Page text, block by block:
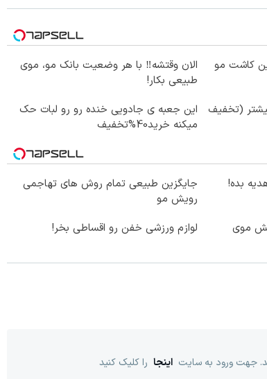
کاشت مو
الان وقتشه‼️ با هر وضعیت بانک مو، موی
طبیعی بکار!
(تخفیف
این جعبه ی جادویی خنده رو رو لبات حک
میکنه خرید40%تخفیف
بده!
جایگزین طبیعی تمام روش های تهاجمی
رویش مو
موی
لوازم ورزشی خفن رو اقساطی بخر!
جهت ورود به سایت اینجا را کلیک کنید